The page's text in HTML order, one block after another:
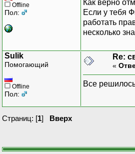
Offline
Пол:
Как верно
Если у тебя
работать
несколько
Sulik
Помогающий
Offline
Пол:
Re:
«
Все
Страниц: [1] Вверх